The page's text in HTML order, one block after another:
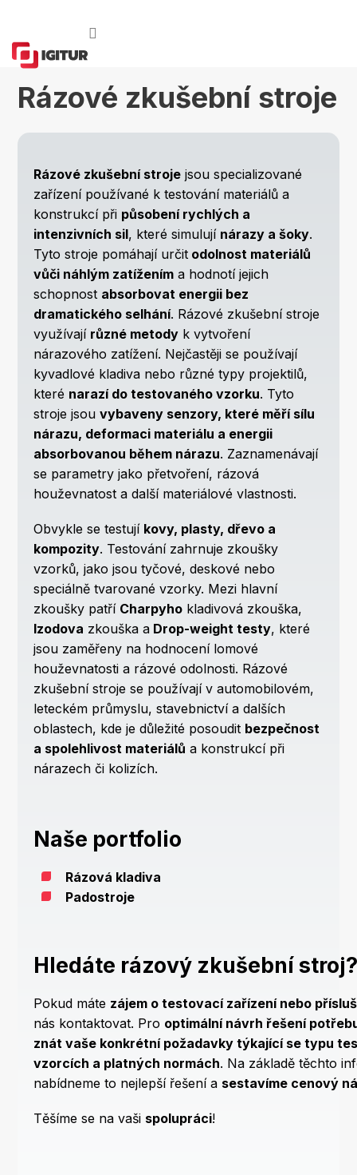
Rázové zkušební stroje
Rázové zkušební stroje jsou specializované
zařízení používané k testování materiálů a
konstrukcí při působení rychlých a
intenzivních sil, které simulují nárazy a šoky.
Tyto stroje pomáhají určit odolnost materiálů
vůči náhlým zatížením a hodnotí jejich
schopnost absorbovat energii bez
dramatického selhání. Rázové zkušební stroje
využívají různé metody k vytvoření
nárazového zatížení. Nejčastěji se používají
kyvadlové kladiva nebo různé typy projektilů,
které narazí do testovaného vzorku. Tyto
stroje jsouvybaveny senzory, které měří sílu
nárazu, deformaci materiálu a energii
absorbovanou během nárazu. Zaznamenávají
se parametry jako přetvoření, rázová
houževnatost a další materiálové vlastnosti.
Obvykle se testují kovy, plasty, dřevo a
kompozity. Testování zahrnuje zkoušky
vzorků, jako jsou tyčové, deskové nebo
speciálně tvarované vzorky. Mezi hlavní
zkoušky patří Charpyho kladivová zkouška,
Izodova zkouška a Drop-weight testy, které
jsou zaměřeny na hodnocení lomové
houževnatosti a rázové odolnosti. Rázové
zkušební stroje se používají v automobilovém,
leteckém průmyslu, stavebnictví a dalších
oblastech, kde je důležité posoudit bezpečnost
a spolehlivost materiálů a konstrukcí při
nárazech či kolizích.
Naše portfolio
Rázová kladiva
Padostroje
Hledáte rázový zkušební
Pokud máte zájem o testovací zařízení nebo
nás kontaktovat. Pro optimální návrh řešení
znát vaše konkrétní požadavky týkající se typu
vzorcích a platných normách. Na základě těchto
nabídneme to nejlepší řešení a sestavíme cenový
Těšíme se na vaši spolupráci!